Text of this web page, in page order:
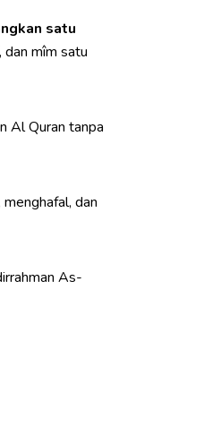
satu
mîm satu
Al Quran tanpa
dan
As-